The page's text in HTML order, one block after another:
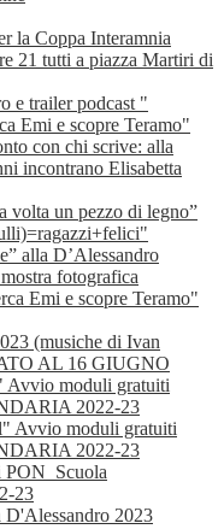
la Coppa Interamnia
21 tutti a piazza Martiri di
e trailer podcast "
Emi e scopre Teramo"
con chi scrive: alla
incontrano Elisabetta
volta un pezzo di legno”
alla D’Alessandro
fotografica
Emi e scopre Teramo"
(musiche di Ivan
AL 16 GIUGNO
Avvio moduli gratuiti
2022-23
Avvio moduli gratuiti
2022-23
23
D'Alessandro 2023